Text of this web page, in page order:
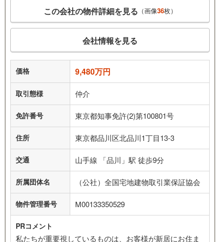
この会社の物件詳細を見る （画像36枚）
会社情報を見る
価格 9,480万円
取引態様 仲介
免許番号 東京都知事免許(2)第100801号
住所 東京都品川区北品川1丁目13-3
交通 山手線 「品川」駅 徒歩9分
所属団体名 （公社）全国宅地建物取引業保証協会
物件管理番号 M00133350529
PRコメント
私たちが重要視しているものは、お客様が新居にお住ま